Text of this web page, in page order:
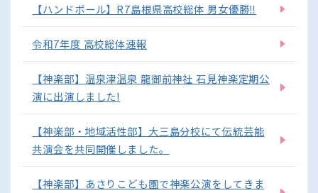
【ハンドボール】R7島根県高校総体 男女優勝‼
令和7年度 高校総体速報
【神楽部】温泉津温泉 龍御前神社 石見神楽定期公
演に出演しました!
【神楽部・地域活性部】大三島分校にて伝統芸能
共演会を共同開催しました。
【神楽部】あさりこども園で神楽公演をしてきま